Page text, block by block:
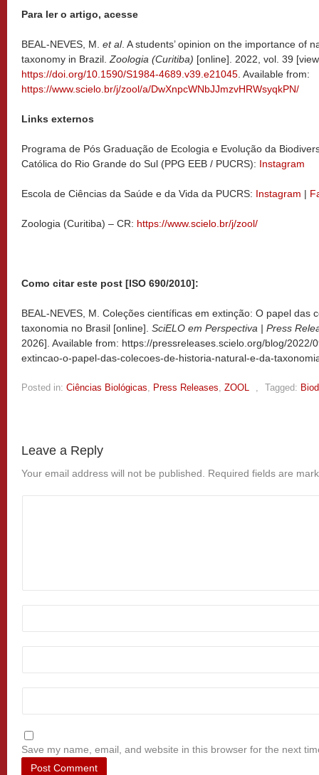
Para ler o artigo, acesse
BEAL-NEVES, M. et al. A students’ opinion on the importance of
taxonomy in Brazil.Zoologia (Curitiba) [online]. 2022, vol. 39
https://doi.org/10.1590/S1984-4689.v39.e21045. Available from:
https://www.scielo.br/j/zool/a/DwXnpcWNbJJmzvHRWsyqkPN/
Links externos
Programa de Pós Graduação de Ecologia e Evolução da
Católica do Rio Grande do Sul (PPG EEB / PUCRS): Instagram
Escola de Ciências da Saúde e da Vida da PUCRS: Instagram |
Zoologia (Curitiba) – CR: https://www.scielo.br/j/zool/
Como citar este post [ISO 690/2010]:
BEAL-NEVES, M. Coleções científicas em extinção: O papel das
taxonomia no Brasil [online]. SciELO em Perspectiva | Press
2026]. Available from: https://pressreleases.scielo.org/blog/2022/
extincao-o-papel-das-colecoes-de-historia-natural-e-da-
Posted in: Ciências Biológicas, Press Releases, ZOOL , Tagged:
Leave a Reply
Your email address will not be published. Required fields are
Save my name, email, and website in this browser for the next